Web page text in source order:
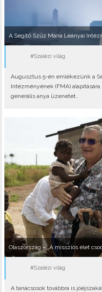
A Segítő Szűz Mária Leányai
#Szalézi világ
Augusztus 5-én emlékezünk a
Intézményének (FMA)
generális anya üzenetet..
Olaszország – „A missziós élet
#Szalézi világ
A tanácsosok továbbra is